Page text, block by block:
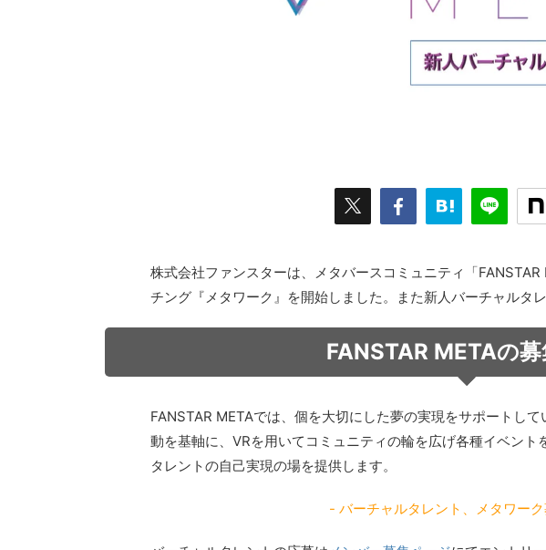
株式会社ファンスターは、メタバースコミュニティ「
チング『メタワーク』を開始しました。また新人バーチャルタ
FANSTAR METAの
FANSTAR METAでは、個を大切にした夢の実現をサポートし
動を基軸に、VRを用いてコミュニティの輪を広げ各種イベン
タレントの自己実現の場を提供します。
- バーチャルタレント、メタワー